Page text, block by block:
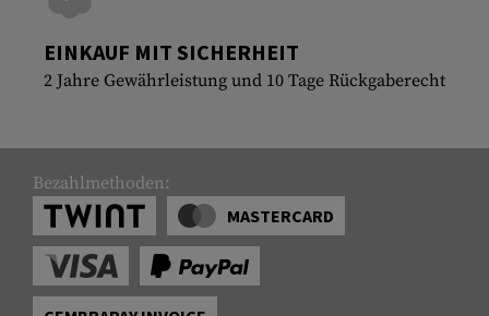
EINKAUF MIT SICHERHEIT
2 Jahre Gewährleistung und 10 Tage Rückgaberecht
Bezahlmethoden:
MASTERCARD